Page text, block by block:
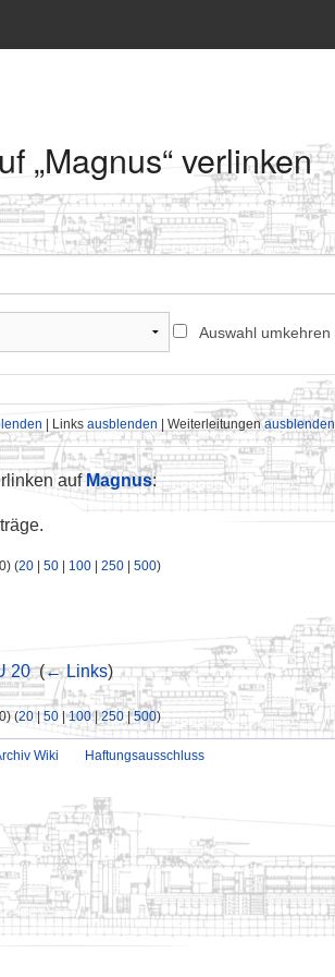
„Magnus“ verlinken
Auswahl umkehren
| Links ausblenden | Weiterleitungenausblenden
aufMagnus:
(20 |50 100 |250 |500)
20‎(← Links)
(20|50 |100|250|500)
Wiki Haftungsausschluss